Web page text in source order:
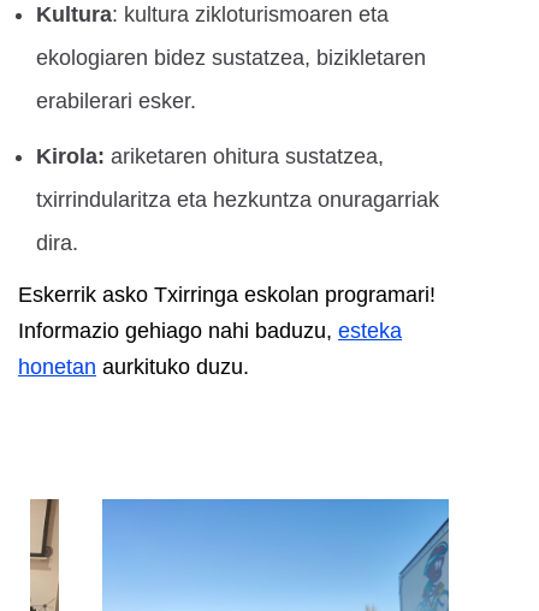
Kultura: kultura zikloturismoaren eta
ekologiaren bidez sustatzea, bizikletaren
erabilerari esker.
Kirola: ariketaren ohitura sustatzea,
txirrindularitza eta hezkuntza onuragarriak
dira.
Eskerrik asko Txirringa eskolan programari!
Informazio gehiago nahi baduzu, esteka
honetan aurkituko duzu.